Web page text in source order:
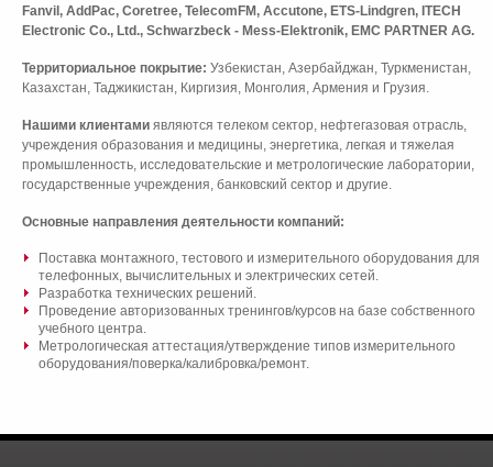
Fanvil, AddPac, Coretree, TelecomFM, Accutone, ETS-Lindgren, ITECH
Electronic Co., Ltd., Schwarzbeck - Mess-Elektronik, EMC PARTNER AG.
Территориальное покрытие: Узбекистан, Азербайджан, Туркменистан,
Казахстан, Таджикистан, Киргизия, Монголия, Армения и Грузия.
Нашими клиентами являются телеком сектор, нефтегазовая отрасль,
учреждения образования и медицины, энергетика, легкая и тяжелая
промышленность, исследовательские и метрологические лаборатории,
государственные учреждения, банковский сектор и другие.
Основные направления деятельности компаний:
Поставка монтажного, тестового и измерительного оборудования для
телефонных, вычислительных и электрических сетей.
Разработка технических решений.
Проведение авторизованных тренингов/курсов на базе собственного
учебного центра.
Метрологическая аттестация/утверждение типов измерительного
оборудования/поверка/калибровка/ремонт.